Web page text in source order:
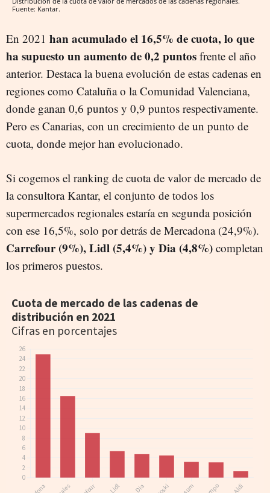
Fuente: Kantar.
En 2021 han acumulado el 16,5% de cuota, lo que
ha supuesto un aumento de 0,2 puntos frente el año
anterior. Destaca la buena evolución de estas cadenas en
regiones como Cataluña o la Comunidad Valenciana,
donde ganan 0,6 puntos y 0,9 puntos respectivamente.
Pero es Canarias, con un crecimiento de un punto de
cuota, donde mejor han evolucionado.
Si cogemos el ranking de cuota de valor de mercado de
la consultora Kantar, el conjunto de todos los
supermercados regionales estaría en segunda posición
con ese 16,5%, solo por detrás de Mercadona (24,9%).
Carrefour (9%), Lidl (5,4%) y Dia (4,8%) completan
los primeros puestos.